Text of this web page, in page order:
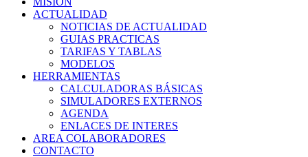
ACTUALIDAD
NOTICIAS DE ACTUALIDAD
GUIAS PRACTICAS
TARIFAS Y TABLAS
MODELOS
HERRAMIENTAS
CALCULADORAS BÁSICAS
SIMULADORES EXTERNOS
AGENDA
ENLACES DE INTERES
AREA COLABORADORES
CONTACTO